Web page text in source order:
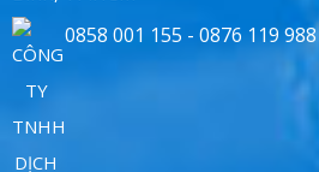
0858 001 155 - 0876 119 988